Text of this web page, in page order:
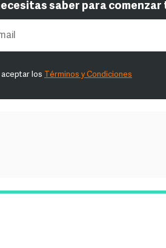
saber para comenzar
los Términos y Condiciones